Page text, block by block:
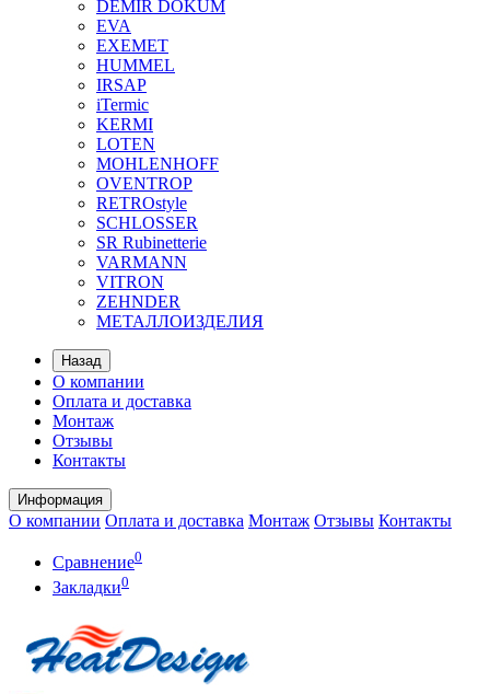
DEMIR DOKUM
EVA
EXEMET
HUMMEL
IRSAP
iTermic
KERMI
LOTEN
MOHLENHOFF
OVENTROP
RETROstyle
SCHLOSSER
SR Rubinetterie
VARMANN
VITRON
ZEHNDER
МЕТАЛЛОИЗДЕЛИЯ
Назад
О компании
Оплата и доставка
Монтаж
Отзывы
Контакты
Информация
О компании Оплата и доставка Монтаж Отзывы Контакты
Сравнение0
Закладки0